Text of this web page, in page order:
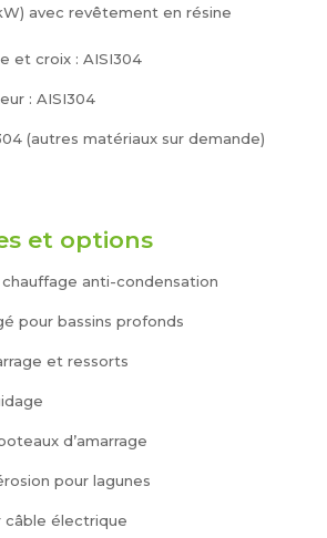
avec revêtement en résine
et croix : AISI304
: AISI304
(autres matériaux sur demande)
et options
anti-condensation
pour bassins profonds
et ressorts
d’amarrage
pour lagunes
câble électrique